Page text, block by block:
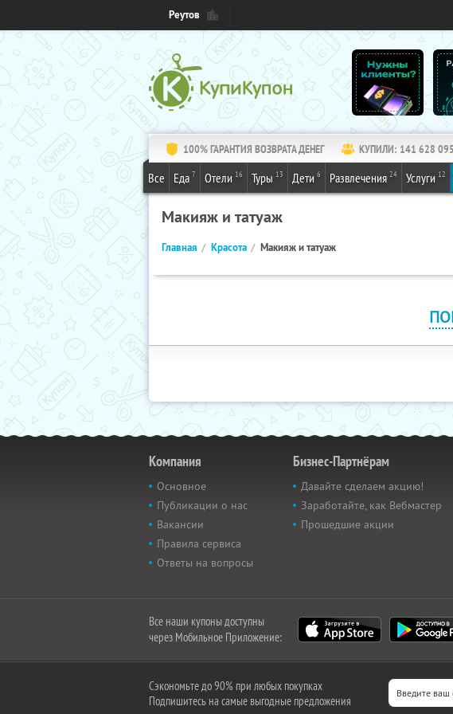
Реутов
100% ГАРАНТИЯ ВОЗВРАТА ДЕНЕГ КУПИЛИ: 141 628 095
Все Еда 7 Отели 16 Туры 13 Дети 6 Развлечения 24 Услуги 12
Макияж и татуаж
Главная Красота Макияж и татуаж
Компания
Основное
Публикации о нас
Вакансии
Правила сервиса
Ответы на вопросы
Бизнес-Партнёрам
Давайте сделаем акцию!
Заработайте, как Вебмастер
Прошедшие акции
Все наши купоны доступны
через Мобильное Приложение:
Сэкономьте до 90% при любых покупках
Подпишитесь на самые выгодные предложения